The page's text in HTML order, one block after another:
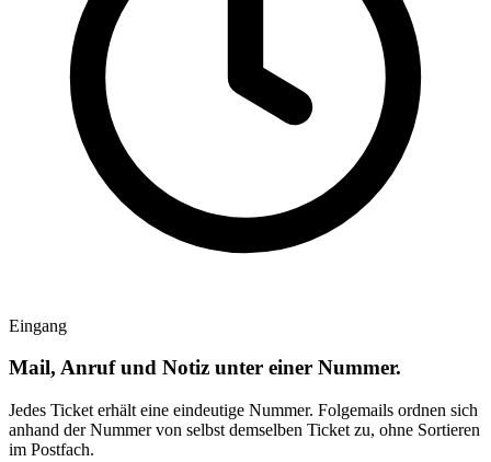
Eingang
Mail, Anruf und Notiz unter einer Nummer.
Jedes Ticket erhält eine eindeutige Nummer. Folgemails ordnen sich
anhand der Nummer von selbst demselben Ticket zu, ohne Sortieren
im Postfach.